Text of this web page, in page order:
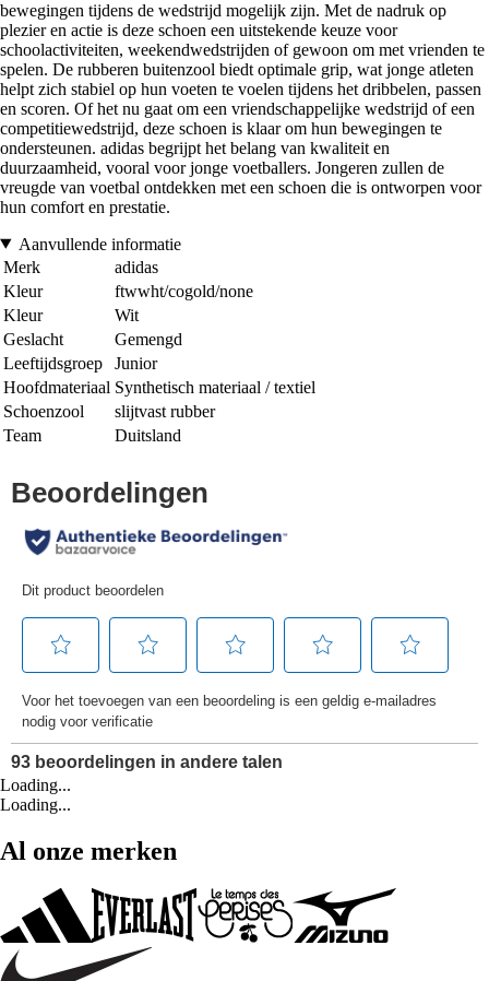
bewegingen tijdens de wedstrijd mogelijk zijn. Met de nadruk op
plezier en actie is deze schoen een uitstekende keuze voor
schoolactiviteiten, weekendwedstrijden of gewoon om met vrienden te
spelen. De rubberen buitenzool biedt optimale grip, wat jonge atleten
helpt zich stabiel op hun voeten te voelen tijdens het dribbelen, passen
en scoren. Of het nu gaat om een vriendschappelijke wedstrijd of een
competitiewedstrijd, deze schoen is klaar om hun bewegingen te
ondersteunen. adidas begrijpt het belang van kwaliteit en
duurzaamheid, vooral voor jonge voetballers. Jongeren zullen de
vreugde van voetbal ontdekken met een schoen die is ontworpen voor
hun comfort en prestatie.
Aanvullende informatie
Merk
adidas
Kleur
ftwwht/cogold/none
Kleur
Wit
Geslacht
Gemengd
Leeftijdsgroep
Junior
Hoofdmateriaal Synthetisch materiaal / textiel
Schoenzool
slijtvast rubber
Team
Duitsland
Loading...
Loading...
Al onze merken